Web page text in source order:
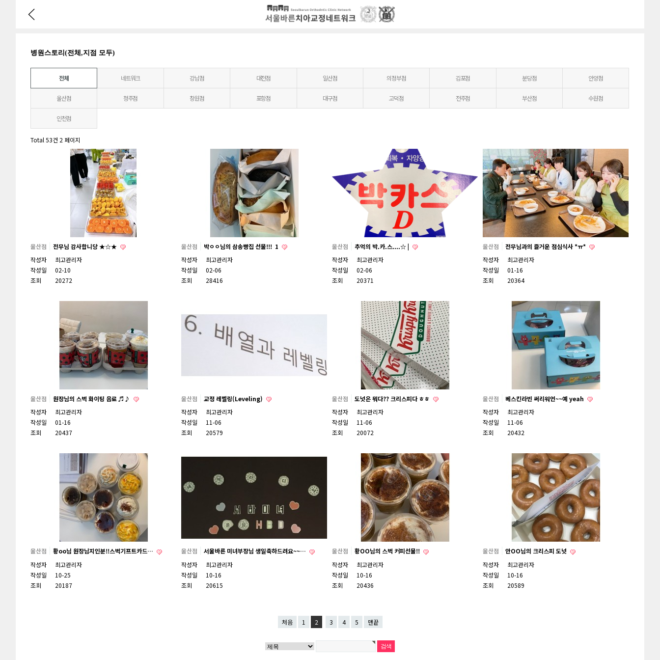
병원스토리(전체,지점 모두)
전체 네트워크 강남점 대전점 일산점 의정부점 김포점 분당점 안양점
울산점 청주점 창원점 포항점 대구점 고덕점 전주점 부산점 수원점
인천점
Total 53건 2 페이지
울산점
전무님 감사합니당 ★☆★
작성자
최고관리자
작성일
02-10
조회
20272
울산점 박ㅇㅇ님의 삼송빵집 선물!!! 1
작성자
최고관리자
작성일
02-06
조회
28416
울산점
추억의 박.카.스....☆ |
작성자
최고관리자
작성일
02-06
조회
20371
울산점
전무님과의 즐거운 점심식사 *ㅠ*
작성자
최고관리자
작성일
01-16
조회
20364
울산점
원장님의 스벅 화이팅 음료 ♬♪
작성자
최고관리자
작성일
01-16
조회
20437
울산점
교정 레벨링(Leveling)
작성자
최고관리자
작성일
11-06
조회
20579
울산점
도넛은 뭐다?? 크리스피다 ㅎㅎ
작성자
최고관리자
작성일
11-06
조회
20072
울산점
베스킨라빈 써리워언~~예 yeah
작성자
최고관리자
작성일
11-06
조회
20432
울산점
황oo님 원장님지인분!!스벅기프트카드…
작성자
최고관리자
작성일
10-25
조회
20187
울산점
서울바른 미녀부장님 생일축하드려요~~…
작성자
최고관리자
작성일
10-16
조회
20615
울산점
황OO님의 스벅 커피선물!!
작성자
최고관리자
작성일
10-16
조회
20436
울산점
안OO님의 크리스피 도넛
작성자
최고관리자
작성일
10-16
조회
20589
처음 1 2 3 4 5 맨끝